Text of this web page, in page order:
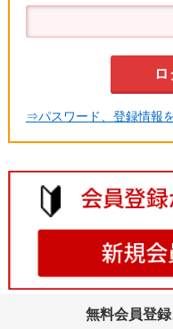
⇒パスワード、登録情報
無料会員登